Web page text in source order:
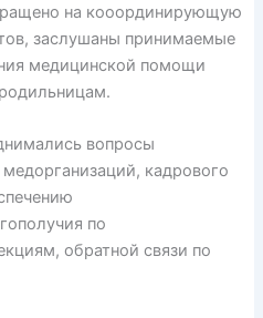
на кооординирующую
заслушаны принимаемые
медицинской помощи
вопросы
кадрового
по
обратной связи по